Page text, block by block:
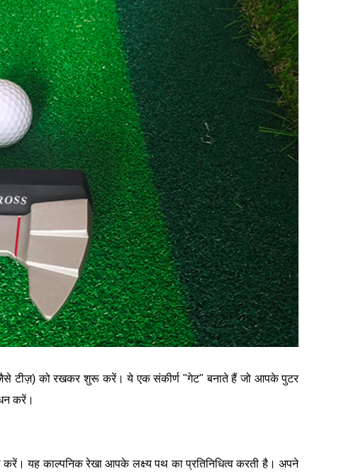
टीज़) को रखकर शुरू करें। ये एक संकीर्ण "गेट" बनाते हैं जो आपके पुटर
करें।
यह काल्पनिक रेखा आपके लक्ष्य पथ का प्रतिनिधित्व करती है। अपने